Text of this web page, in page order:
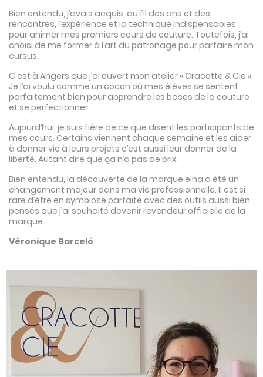
Bien entendu, j’avais acquis, au fil des ans et des
rencontres, l’expérience et la technique indispensables
pour animer mes premiers cours de couture. Toutefois, j’ai
choisi de me former à l’art du patronage pour parfaire mon
cursus.
C'est à Angers que j’ai ouvert mon atelier « Cracotte & Cie ».
Je l’ai voulu comme un cocon où mes élèves se sentent
parfaitement bien pour apprendre les bases de la couture
et se perfectionner.
Aujourd’hui, je suis fière de ce que disent les participants de
mes cours. Certains viennent chaque semaine et les aider
à donner vie à leurs projets c’est aussi leur donner de la
liberté. Autant dire que ça n’a pas de prix.
Bien entendu, la découverte de la marque elna a été un
changement majeur dans ma vie professionnelle. Il est si
rare d’être en symbiose parfaite avec des outils aussi bien
pensés que j’ai souhaité devenir revendeur officielle de la
marque.
Véronique Barceló